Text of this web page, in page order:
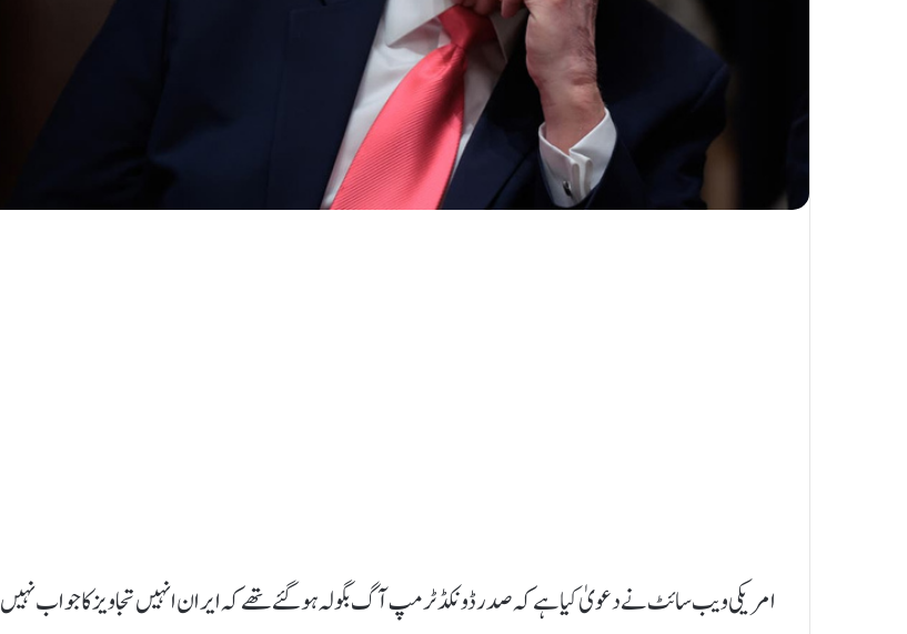
امریکی ویب سائٹ نے دعویٰ کیا ہے کہ صدر ڈونکڈ ٹرمپ آگ بگولہ ہوگئے تھےکہ ایران انہیں تجاویز کاجواب نہیں